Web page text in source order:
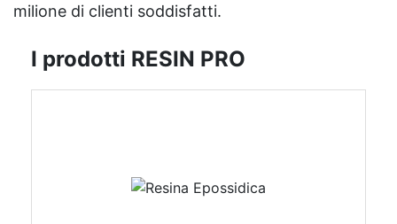
milione di clienti soddisfatti.
I prodotti RESIN PRO